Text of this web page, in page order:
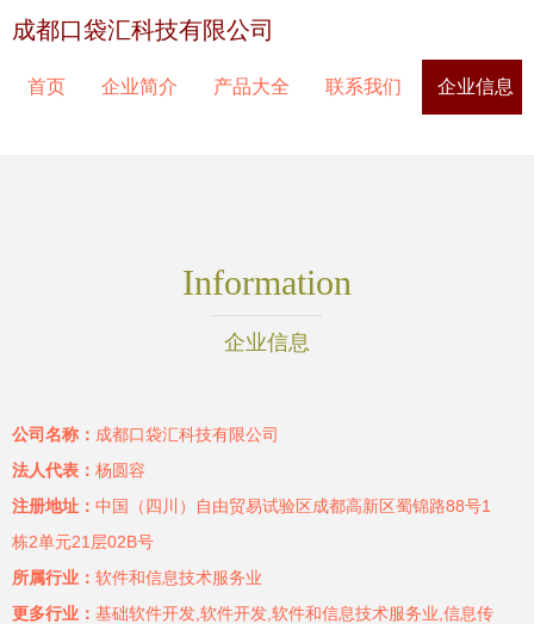
成都口袋汇科技有限公司
首页 企业简介 产品大全 联系我们 企业信息
Information
企业信息
公司名称： 成都口袋汇科技有限公司
法人代表： 杨圆容
注册地址： 中国（四川）自由贸易试验区成都高新区蜀锦路88号1
栋2单元21层02B号
所属行业： 软件和信息技术服务业
更多行业： 基础软件开发,软件开发,软件和信息技术服务业,信息传